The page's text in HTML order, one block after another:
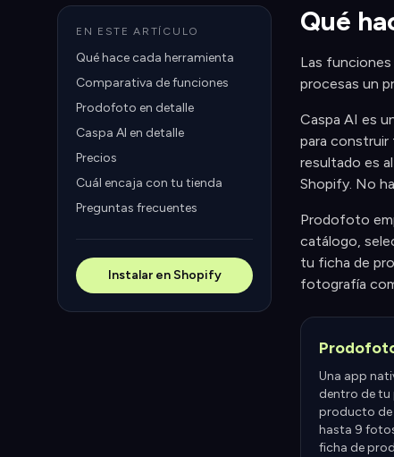
EN ESTE ARTÍCULO
Qué hace cada herramienta
Comparativa de funciones
Prodofoto en detalle
Caspa AI en detalle
Precios
Cuál encaja con tu tienda
Preguntas frecuentes
Instalar en Shopify
Qué
Las
procesas un
Caspa AI es
para construir
resultado es
Shopify. No
Prodofoto
catálogo,
tu ficha de
fotografía
Una app
dentro de tu
producto de
hasta 9
ficha de